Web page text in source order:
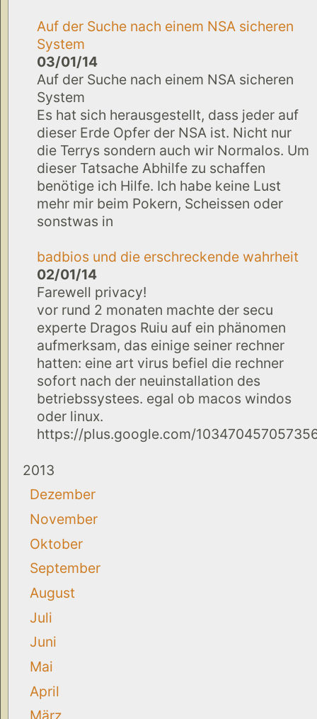
Auf der Suche nach einem NSA sicheren
System
03/01/14
Auf der Suche nach einem NSA sicheren
System
Es hat sich herausgestellt, dass jeder auf
dieser Erde Opfer der NSA ist. Nicht nur
die Terrys sondern auch wir Normalos. Um
dieser Tatsache Abhilfe zu schaffen
benötige ich Hilfe. Ich habe keine Lust
mehr mir beim Pokern, Scheissen oder
sonstwas in
badbios und die erschreckende wahrheit
02/01/14
Farewell privacy!
vor rund 2 monaten machte der secu
experte Dragos Ruiu auf ein phänomen
aufmerksam, das einige seiner rechner
hatten: eine art virus befiel die rechner
sofort nach der neuinstallation des
betriebssystees. egal ob macos windos
oder linux.
https://plus.google.com/
2013
Dezember
November
Oktober
September
August
Juli
Juni
Mai
April